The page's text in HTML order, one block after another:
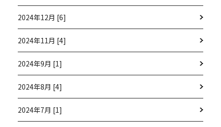
2024年12月 [6]
2024年11月 [4]
2024年9月 [1]
2024年8月 [4]
2024年7月 [1]